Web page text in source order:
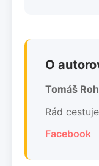
O
Tomáš
Rád
Facebook